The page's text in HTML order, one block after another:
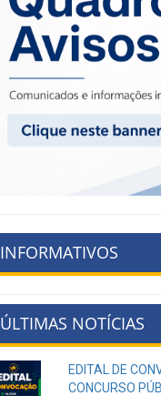
INFORMATIVOS
ÚLTIMAS NOTÍCIAS
EDITAL DE
CONCURSO